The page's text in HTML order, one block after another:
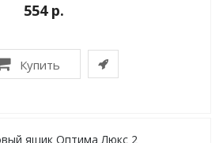
554 р.
Купить